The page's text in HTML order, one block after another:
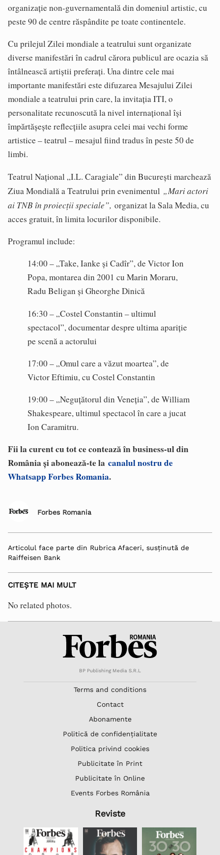
organizație non-guvernamentală din domeniul artistic, cu
peste 90 de centre răspândite pe toate continentele.
Cu prilejul Zilei mondiale a teatrului sunt organizate
diverse manifestări în cadrul cărora publicul are ocazia să
întâlnească artiștii preferați. Una dintre cele mai
importante manifestări este difuzarea Mesajului Zilei
mondiale a teatrului prin care, la invitația ITI, o
personalitate recunoscută la nivel internațional își
împărtășește reflecțiile asupra celei mai vechi forme
artistice – teatrul – mesajul fiind tradus în peste 50 de
limbi.
Teatrul Național „I.L. Caragiale” din București marchează
Ziua Mondială a Teatrului prin evenimentul „Mari actori
ai TNB în proiecții speciale”, organizat la Sala Media, cu
acces gratuit, în limita locurilor disponibile.
Programul include:
14:00 – „Take, Ianke și Cadîr”, de Victor Ion
Popa, montarea din 2001 cu Marin Moraru,
Radu Beligan și Gheorghe Dinică
16:30 – „Costel Constantin – ultimul
spectacol”, documentar despre ultima apariție
pe scenă a actorului
17:00 – „Omul care a văzut moartea”, de
Victor Eftimiu, cu Costel Constantin
19:00 – „Neguțătorul din Veneția”, de William
Shakespeare, ultimul spectacol în care a jucat
Ion Caramitru.
Fii la curent cu tot ce contează în business-ul din
România și abonează-te la canalul nostru de
Whatsapp Forbes Romania.
Forbes Romania
Articolul face parte din Rubrica Afaceri, susținută de
Raiffeisen Bank
CITEȘTE MAI MULT
No related photos.
BP Publishing Media S.R.L
Terms and conditions
Contact
Abonamente
Politică de confidențialitate
Politica privind cookies
Publicitate în Print
Publicitate în Online
Events Forbes România
Reviste